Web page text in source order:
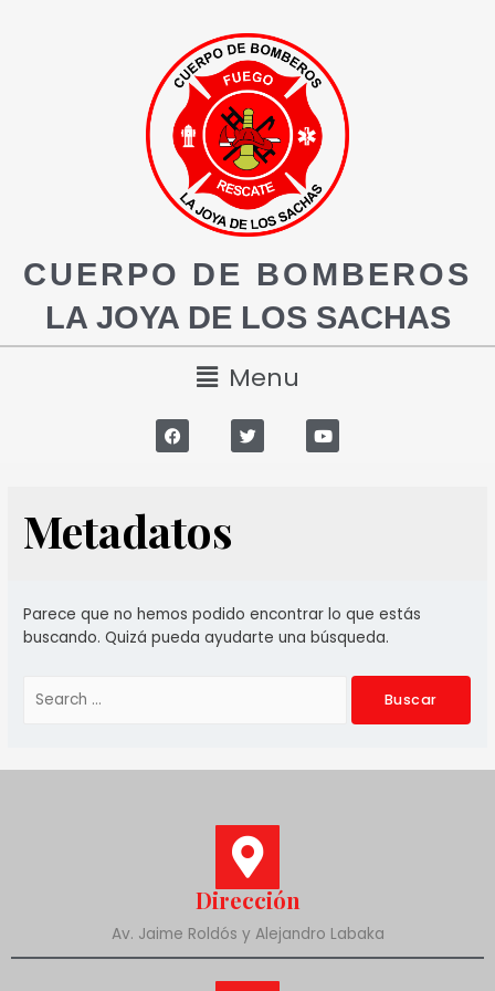
CUERPO DE BOMBEROS
LA JOYA DE LOS SACHAS
Menu
Metadatos
Parece que no hemos podido encontrar lo que estás
buscando. Quizá pueda ayudarte una búsqueda.
Dirección
Av. Jaime Roldós y Alejandro Labaka